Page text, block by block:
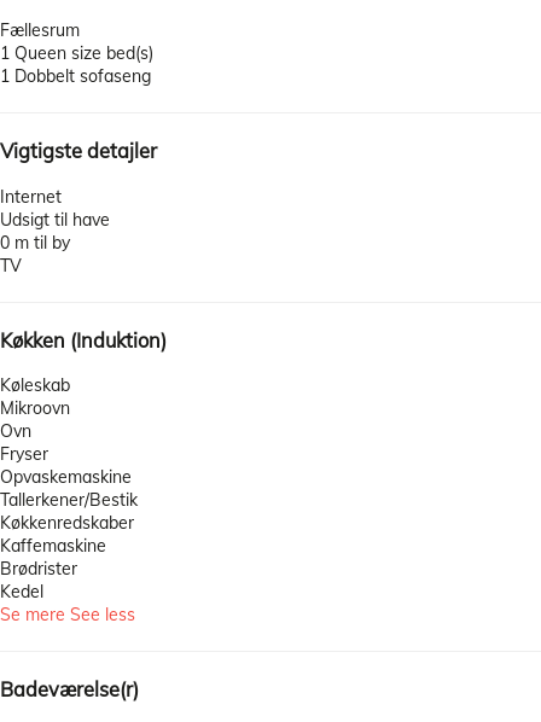
Fællesrum
1 Queen size bed(s)
1 Dobbelt sofaseng
Vigtigste detajler
Internet
Udsigt til have
0 m til by
TV
Køkken (Induktion)
Køleskab
Mikroovn
Ovn
Fryser
Opvaskemaskine
Tallerkener/Bestik
Køkkenredskaber
Kaffemaskine
Brødrister
Kedel
Se mere See less
Badeværelse(r)